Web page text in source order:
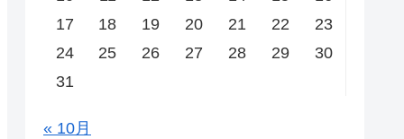
17
18 19 20 21 22
23
24
25 26 27 28 29
30
31
« 10月